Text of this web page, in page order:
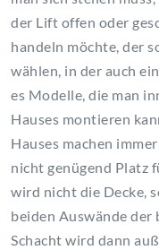
der Lift offen oder
handeln möchte, der
wählen, in der auch
es Modelle, die man
Hauses montieren
Hauses machen
nicht genügend Platz
wird nicht die Decke,
beiden Auswände der
Schacht wird dann